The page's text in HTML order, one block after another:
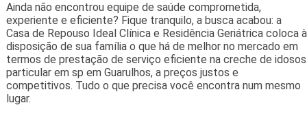
Ainda não encontrou equipe de saúde comprometida,
experiente e eficiente? Fique tranquilo, a busca acabou: a
Casa de Repouso Ideal Clínica e Residência Geriátrica coloca à
disposição de sua família o que há de melhor no mercado em
termos de prestação de serviço eficiente na creche de idosos
particular em sp em Guarulhos, a preços justos e
competitivos. Tudo o que precisa você encontra num mesmo
lugar.